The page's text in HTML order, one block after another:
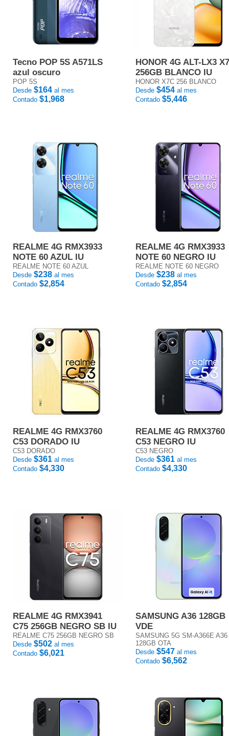
Tecno POP 5S A571LS
azul oscuro
POP 5S
Desde $164 al mes
Contado $1,968
HONOR 4G ALT-LX3
256GB BLANCO IU
HONOR X7C 256 BLANCO
Desde $454 al mes
Contado $5,446
REALME 4G RMX3933
NOTE 60 AZUL IU
REALME NOTE 60 AZUL
Desde $238 al mes
Contado $2,854
REALME 4G RMX3933
NOTE 60 NEGRO IU
REALME NOTE 60 NEGRO
Desde $238 al mes
Contado $2,854
REALME 4G RMX3760
C53 DORADO IU
C53 DORADO
Desde $361 al mes
Contado $4,330
REALME 4G RMX3760
C53 NEGRO IU
C53 NEGRO
Desde $361 al mes
Contado $4,330
REALME 4G RMX3941
C75 256GB NEGRO SB IU
REALME C75 256GB NEGRO SB
Desde $502 al mes
Contado $6,021
SAMSUNG A36 128GB
VDE
SAMSUNG 5G SM-A366E A36
128GB OTA
Desde $547 al mes
Contado $6,562